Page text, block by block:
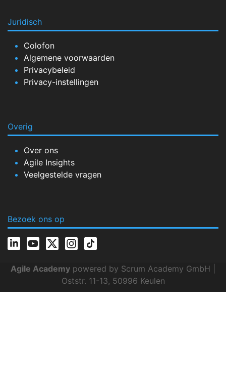
Juridisch
Colofon
Algemene voorwaarden
Privacybeleid
Privacy-instellingen
Overig
Over ons
Agile Insights
Veelgestelde vragen
Bezoek ons op
Agile Academy powered by Scrum Academy GmbH |
Oststr. 11-13, 50996 Keulen